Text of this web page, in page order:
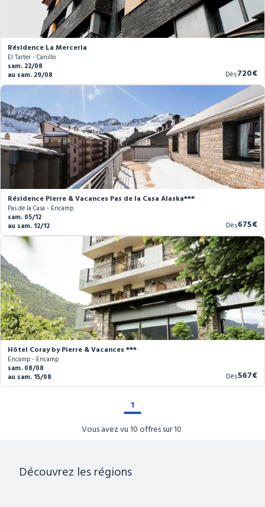
Résidence La Merceria
El Tarter - Canillo
sam. 22/08
au sam. 29/08
Dès
prix
720€
Résidence Pierre & Vacances Pas de la Casa Alaska****
Pas de la Casa - Encamp
sam. 05/12
au sam. 12/12
Dès
prix
675€
Hôtel Coray by Pierre & Vacances ***
Encamp - Encamp
sam. 08/08
au sam. 15/08
Dès
prix
567€
1
Vous avez vu 10 offres sur 10
Découvrez les régions